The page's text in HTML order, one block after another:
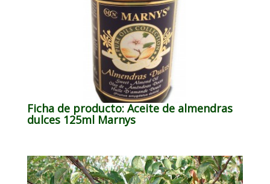
Ficha de producto: Aceite de almendras
dulces 125ml Marnys